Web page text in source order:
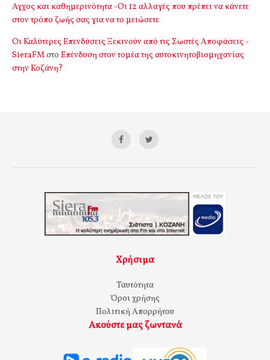
Αγχος και καθημερινότητα -Οι 12 αλλαγές που πρέπει να κάνετε
στον τρόπο ζωής σας για να το μειώσετε
Οι Καλύτερες Επενδύσεις Ξεκινούν από τις Σωστές Αποφάσεις -
SieraFMστο Επένδυση στον τομέα της αυτοκινητοβιομηχανίας
στην Κοζάνη?
Χρήσιμα
Ταυτότητα
Όροι χρήσης
Πολιτική Απορρήτου
Ακούστε μας ζωντανά